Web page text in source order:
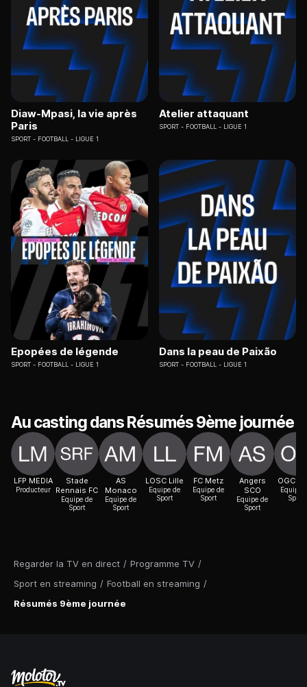
Regarder la TV en direct / Programme TV /
Sport en streaming / Football en streaming /
Résumés 9ème journée
Diaw-Mpasi, la vie après
Paris
SPORT FOOTBALL - LIGUE 1
Atelier attaquant
SPORT FOOTBALL - LIGUE 1
Epopées de légende
SPORT FOOTBALL - LIGUE 1
Dans la peau de Paixão
SPORT FOOTBALL - LIGUE 1
Au casting dans Résumés 9ème journée
LFP MEDIA
Producteur
Stade
Rennais FC
Equipe de
Sport
AS
Monaco
Equipe de
Sport
LOSC Lille
Equipe de
Sport
FC Metz
Equipe de
Sport
Angers
SCO
Equipe de
Sport
OGC
Equipe
Sport